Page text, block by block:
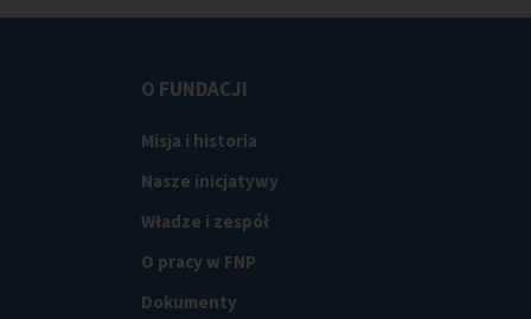
O FUNDACJI
Misja i historia
Nasze inicjatywy
Władze i zespół
O pracy w FNP
Dokumenty